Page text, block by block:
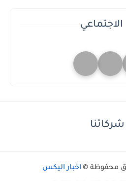
شركائنا
محفوظة © اخبار اليكس